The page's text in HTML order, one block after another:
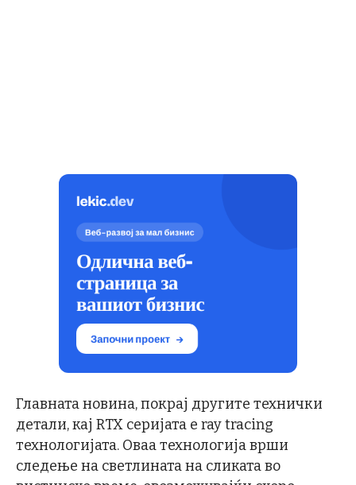
Главната новина, покрај другите технички
детали, кај RTX серијата е ray tracing
технологијата. Оваа технологија врши
следење на светлината на сликата во